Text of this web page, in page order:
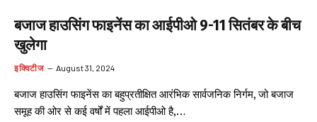
बजाज हाउसिंग फाइनेंस का आईपीओ 9-11 सितंबर के बीच
खुलेगा
इक्विटीज August 31, 2024
बजाज हाउसिंग फाइनेंस का बहुप्रतीक्षित आरंभिक सार्वजनिक निर्गम, जो बजाज
समूह की ओर से कई वर्षों में पहला आईपीओ है,…